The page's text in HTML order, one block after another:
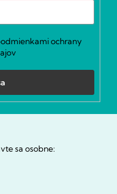
ochrany
sa osobne: